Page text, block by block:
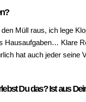
Müll raus, ich lege
Hausaufgaben… Klare
hat auch jeder seine
Du das? Ist aus